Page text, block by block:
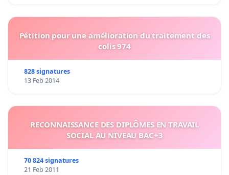
Pétition pour une amélioration du traitement des
colis 974
828 signatures
13 Feb 2014
RECONNAISSANCE DES DIPLÔMES EN TRAVAIL
SOCIAL AU NIVEAU BAC+3
70 824 signatures
21 Feb 2011